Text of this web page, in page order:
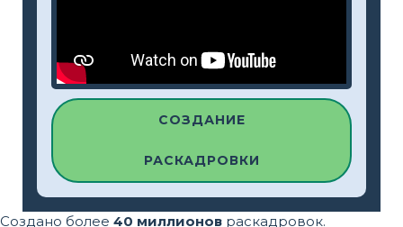
СОЗДАНИЕ
РАСКАДРОВКИ
Создано более 40 миллионов раскадровок.